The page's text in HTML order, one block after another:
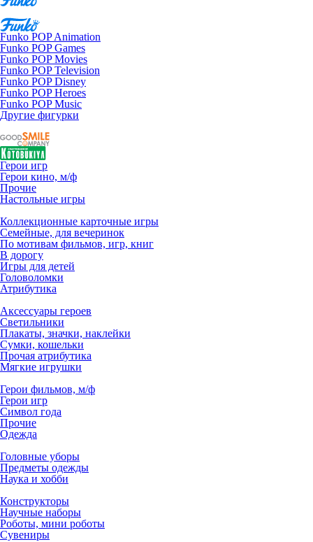
Funko POP Animation
Funko POP Games
Funko POP Movies
Funko POP Television
Funko POP Disney
Funko POP Heroes
Funko POP Music
Другие фигурки
Герои игр
Герои кино, м/ф
Прочие
Настольные игры
Коллекционные карточные игры
Семейные, для вечеринок
По мотивам фильмов, игр, книг
В дорогу
Игры для детей
Головоломки
Атрибутика
Аксессуары героев
Светильники
Плакаты, значки, наклейки
Сумки, кошельки
Прочая атрибутика
Мягкие игрушки
Герои фильмов, м/ф
Герои игр
Символ года
Прочие
Одежда
Головные уборы
Предметы одежды
Наука и хобби
Конструкторы
Научные наборы
Роботы, мини роботы
Сувениры